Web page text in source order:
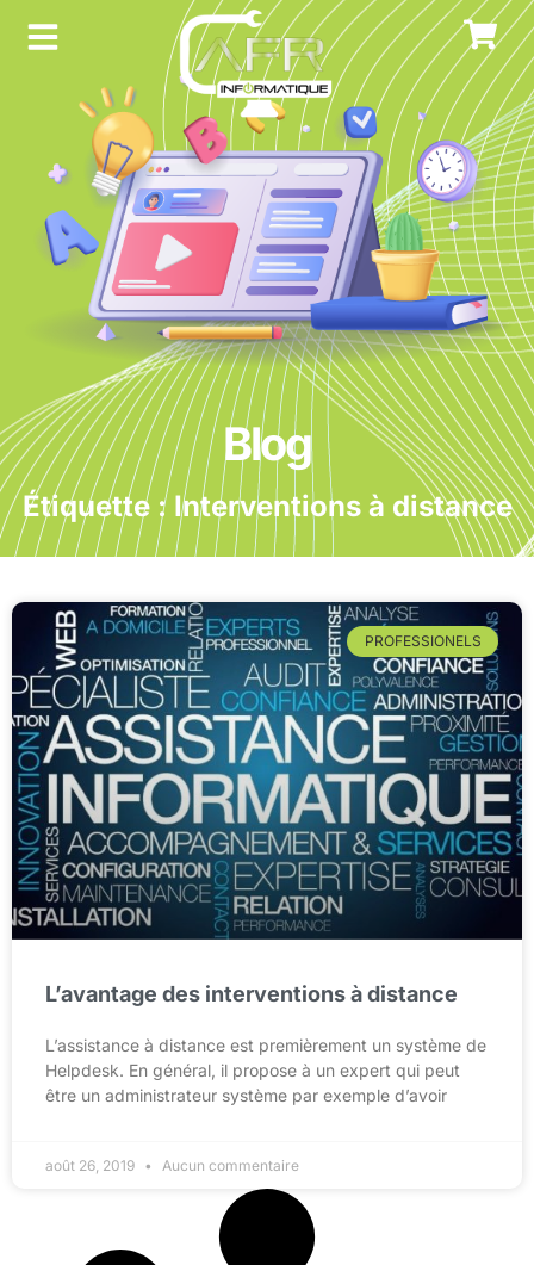
Blog
Étiquette : Interventions à distance
PROFESSIONELS
L’avantage des interventions à distance
L’assistance à distance est premièrement un système de
Helpdesk. En général, il propose à un expert qui peut
être un administrateur système par exemple d’avoir
août 26, 2019 Aucun commentaire